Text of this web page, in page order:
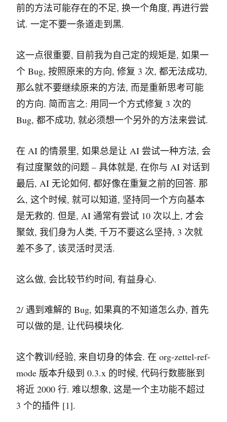
前的方法可能存在的不足, 换一个角度, 再进行尝
试. 一定不要一条道走到黑.
这一点很重要, 目前我为自己定的规矩是, 如果一
个 Bug, 按照原来的方向, 修复 3 次, 都无法成功,
那么就不要继续原来的方法, 而是重新思考可能
的方向. 简而言之: 用同一个方式修复 3 次的
Bug, 都不成功, 就必须想一个另外的方法来尝试.
在 AI 的情景里, 如果总是让 AI 尝试一种方法, 会
有过度聚敛的问题 – 具体就是, 在你与 AI 对话到
最后, AI 无论如何, 都好像在重复之前的回答. 那
么, 这个时候, 就可以知道, 坚持同一个方向基本
是无救的. 但是, AI 通常有尝试 10 次以上, 才会
聚敛, 我们身为人类, 千万不要这么坚持, 3 次就
差不多了, 该灵活时灵活.
这么做, 会比较节约时间, 有益身心.
2/ 遇到难解的 Bug, 如果真的不知道怎么办, 首先
可以做的是, 让代码模块化.
这个教训/经验, 来自切身的体会. 在 org-zettel-ref-
mode 版本升级到 0.3.x 的时候, 代码行数膨胀到
将近 2000 行. 难以想象, 这是一个主功能不超过
3 个的插件 [1].